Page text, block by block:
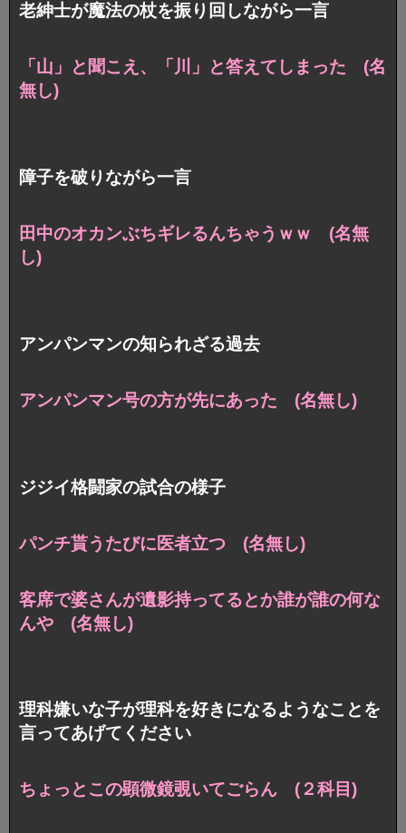
老紳士が魔法の杖を振り回しながら一言
「山」と聞こえ、「川」と答えてしまった (名
無し)
障子を破りながら一言
田中のオカンぶちギレるんちゃうｗｗ (名無
し)
アンパンマンの知られざる過去
アンパンマン号の方が先にあった (名無し)
ジジイ格闘家の試合の様子
パンチ貰うたびに医者立つ (名無し)
客席で婆さんが遺影持ってるとか誰が誰の何な
んや (名無し)
理科嫌いな子が理科を好きになるようなことを
言ってあげてください
ちょっとこの顕微鏡覗いてごらん (２科目)